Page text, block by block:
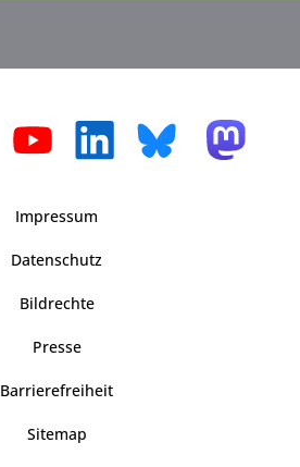
Impressum
Datenschutz
Bildrechte
Presse
Barrierefreiheit
Sitemap